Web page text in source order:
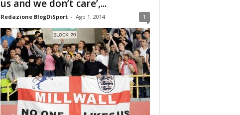
us and we don’t care’,...
Redazione BlogDiSport - Ago 1, 2014 1